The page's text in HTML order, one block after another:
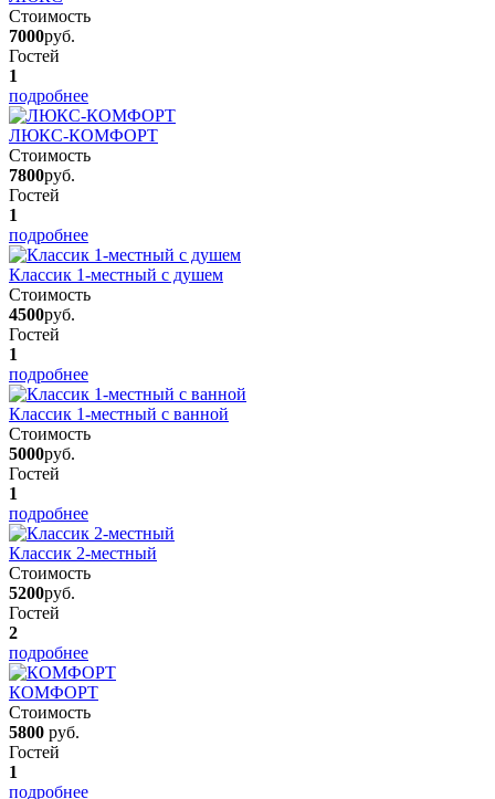
Стоимость
7000руб.
Гостей
1
подробнее
ЛЮКС-КОМФОРТ
Стоимость
7800руб.
Гостей
1
подробнее
Классик 1-местный с душем
Стоимость
4500руб.
Гостей
1
подробнее
Классик 1-местный с ванной
Стоимость
5000руб.
Гостей
1
подробнее
Классик 2-местный
Стоимость
5200руб.
Гостей
2
подробнее
КОМФОРТ
Стоимость
5800 руб.
Гостей
1
подробнее